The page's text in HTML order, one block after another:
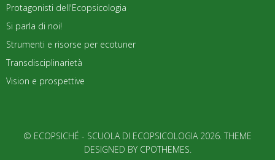
Protagonisti dell'Ecopsicologia
Si parla di noi!
Strumenti e risorse per ecotuner
Transdisciplinarietà
Vision e prospettive
© ECOPSICHÉ - SCUOLA DI ECOPSICOLOGIA 2026. THEME
DESIGNED BY CPOTHEMES.